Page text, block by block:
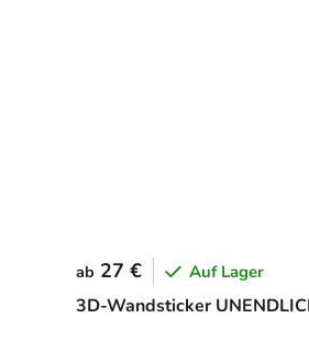
3D-Wandsticker
ab 27 € Auf Lager